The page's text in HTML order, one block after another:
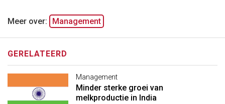
Meer over: Management
GERELATEERD
Management
Minder sterke groei van
melkproductie in India